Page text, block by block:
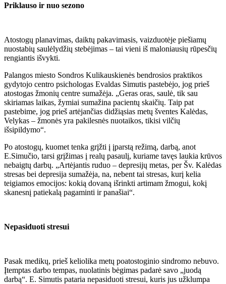
Priklauso ir nuo sezono
Atostogų planavimas, daiktų pakavimasis, vaizduotėje piešiamų
nuostabių saulėlydžių stebėjimas – tai vieni iš maloniausių rūpesčių
rengiantis išvykti.
Palangos miesto Sondros Kulikauskienės bendrosios praktikos
gydytojo centro psichologas Evaldas Simutis pastebėjo, jog prieš
atostogas žmonių centre sumažėja. „Geras oras, saulė, tik sau
skiriamas laikas, žymiai sumažina pacientų skaičių. Taip pat
pastebime, jog prieš artėjančias didžiąsias metų šventes Kalėdas,
Velykas – žmonės yra pakilesnės nuotaikos, tikisi vilčių
išsipildymo“.
Po atostogų, kuomet tenka grįžti į įparstą režimą, darbą, anot
E.Simučio, tarsi grįžimas į realų pasaulį, kuriame tavęs laukia krūvos
nebaigtų darbų. „Artėjantis ruduo – depresijų metas, per Šv. Kalėdas
stresas bei depresija sumažėja, na, nebent tai stresas, kurį kelia
teigiamos emocijos: kokią dovaną išrinkti artimam žmogui, kokį
skanesnį patiekalą pagaminti ir panašiai“.
Nepasiduoti stresui
Pasak medikų, prieš keliolika metų poatostoginio sindromo nebuvo.
Įtemptas darbo tempas, nuolatinis bėgimas padarė savo „juodą
darbą“. E. Simutis pataria nepasiduoti stresui, kuris jus užklumpa